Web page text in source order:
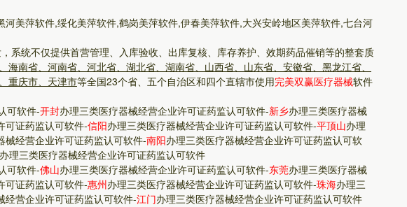
美萍软件,绥化美萍软件,鹤岗美萍软件,伊春美萍软件,大兴安岭地区美萍软件,七台河
系统不仅提供首营管理、入库验收、出库复核、库存养护、效期药品催销等的整套质
南省、河南省、河北省、湖北省、湖南省、山西省、山东省、安徽省、黑龙江省、
重庆市、天津市等全国23个省、五个自治区和四个直辖市使用完美双赢医疗器械软件
可软件-开封办理三类医疗器械经营企业许可证药监认可软件-新乡办理三类医疗器械
可证药监认可软件-信阳办理三类医疗器械经营企业许可证药监认可软件-平顶山办理
械经营企业许可证药监认可软件-南阳办理三类医疗器械经营企业许可证药监认可软
办理三类医疗器械经营企业许可证药监认可软件
可软件-佛山办理三类医疗器械经营企业许可证药监认可软件-东莞办理三类医疗器械
可证药监认可软件-惠州办理三类医疗器械经营企业许可证药监认可软件-珠海办理三
经营企业许可证药监认可软件-江门办理三类医疗器械经营企业许可证药监认可软件